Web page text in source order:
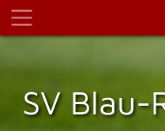
SV Blau-